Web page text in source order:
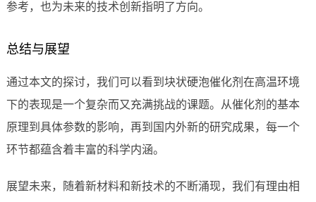
参考，也为未来的技术创新指明了方向。
总结与展望
通过本文的探讨，我们可以看到块状硬泡催化剂在高温环境
下的表现是一个复杂而又充满挑战的课题。从催化剂的基本
原理到具体参数的影响，再到国内外新的研究成果，每一个
环节都蕴含着丰富的科学内涵。
展望未来，随着新材料和新技术的不断涌现，我们有理由相